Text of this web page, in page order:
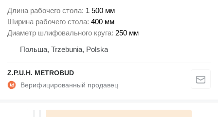
Длина рабочего стола 1 500 мм
Ширина рабочего стола 400 мм
Диаметр шлифовального круга 250 мм
Польша, Trzebunia, Polska
Z.P.U.H. METROBUD